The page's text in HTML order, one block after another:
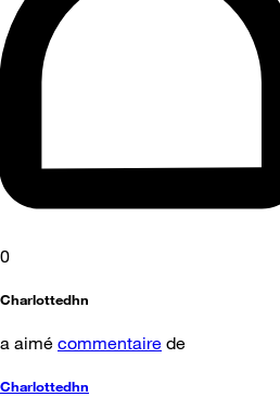
0
Charlottedhn
a aimé commentaire de
Charlottedhn